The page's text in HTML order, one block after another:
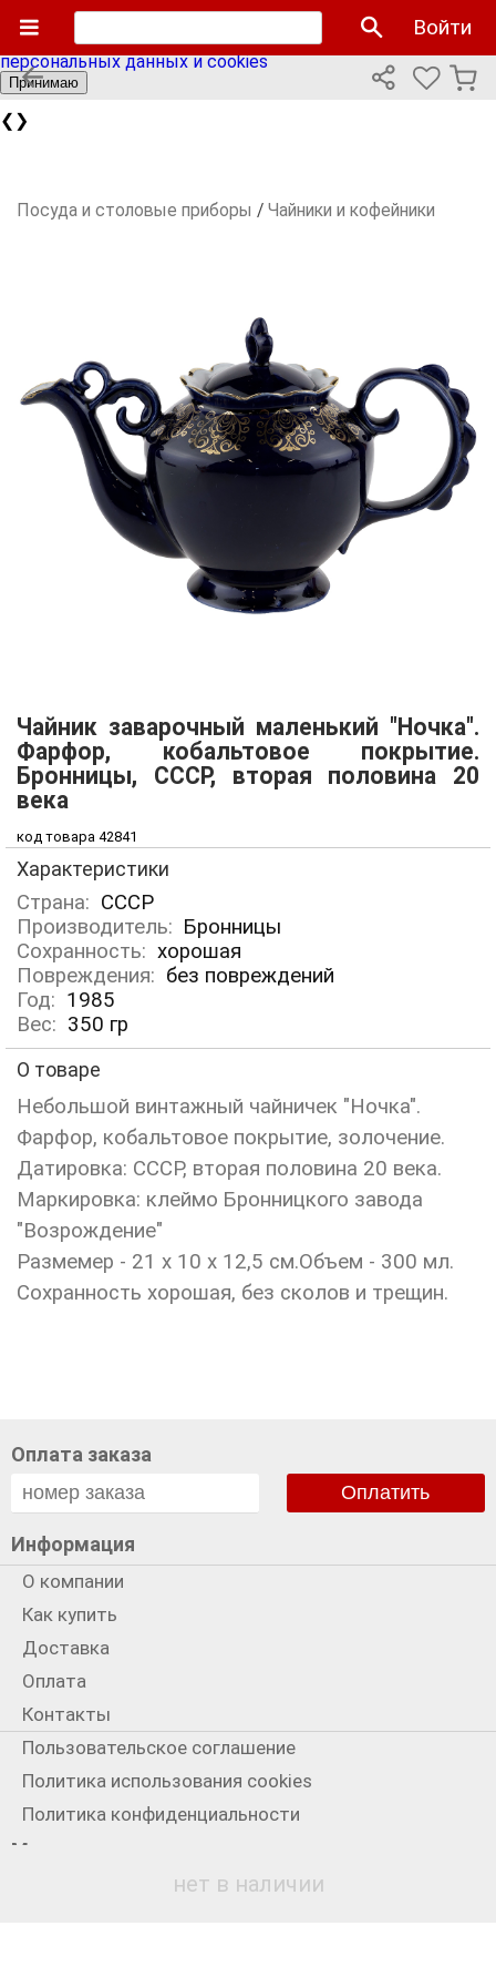
Мы используем cookies файлы для улучшения работы
сайта и персонализации. Продолжая пользоваться сайтом
вы соглашаетесь с нашейполитикой использования
персональных данных и cookies
Принимаю
❮ ❯
Войти
Посуда и столовые приборы / Чайники и кофейники
Чайник заварочный маленький "Ночка".
Фарфор, кобальтовое покрытие.
Бронницы, СССР, вторая половина 20
века
код товара 42841
Характеристики
Страна: СССР
Производитель: Бронницы
Сохранность: хорошая
Повреждения: без повреждений
Год: 1985
Вес: 350 гр
О товаре
Небольшой винтажный чайничек "Ночка".
Фарфор, кобальтовое покрытие, золочение.
Датировка: СССР, вторая половина 20 века.
Маркировка: клеймо Бронницкого завода
"Возрождение"
Размемер - 21 х 10 х 12,5 см.Объем - 300 мл.
Сохранность хорошая, без сколов и трещин.
нет в наличии
Оплата заказа
Оплатить
Информация
О компании
Как купить
Доставка
Оплата
Контакты
Пользовательское соглашение
Политика использования cookies
Политика конфиденциальности
Мы в сети